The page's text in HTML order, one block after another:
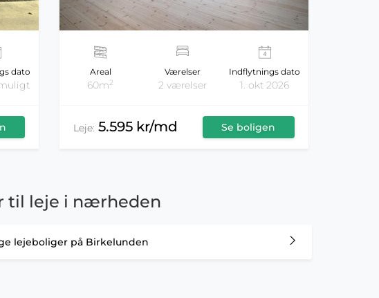
dato Areal
60m2
Værelser
2 værelser
Indflytnings dato
1. okt 2026
Leje: 5.595 kr/md Se boligen
til leje i nærheden
lejeboliger på Birkelunden